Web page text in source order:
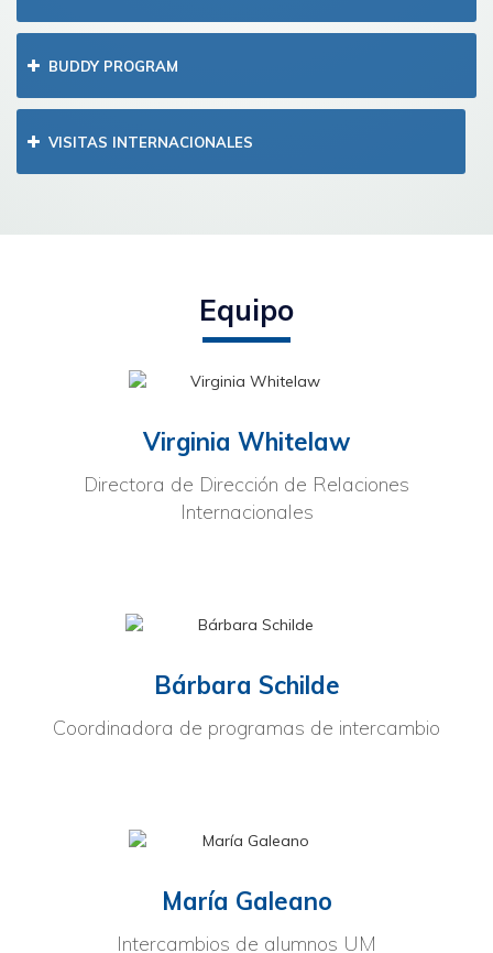
BUDDY PROGRAM
VISITAS INTERNACIONALES
Equipo
Virginia Whitelaw
Directora de Dirección de Relaciones
Internacionales
Bárbara Schilde
Coordinadora de programas de intercambio
María Galeano
Intercambios de alumnos UM